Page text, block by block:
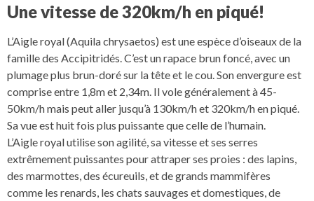
Une vitesse de 320km/h en piqué!
L’Aigle royal (Aquila chrysaetos) est une espèce d’oiseaux de la
famille des Accipitridés. C’est un rapace brun foncé, avec un
plumage plus brun-doré sur la tête et le cou. Son envergure est
comprise entre 1,8m et 2,34m. Il vole généralement à 45-
50km/h mais peut aller jusqu’à 130km/h et 320km/h en piqué.
Sa vue est huit fois plus puissante que celle de l’humain.
L’Aigle royal utilise son agilité, sa vitesse et ses serres
extrêmement puissantes pour attraper ses proies : des lapins,
des marmottes, des écureuils, et de grands mammifères
comme les renards, les chats sauvages et domestiques, de